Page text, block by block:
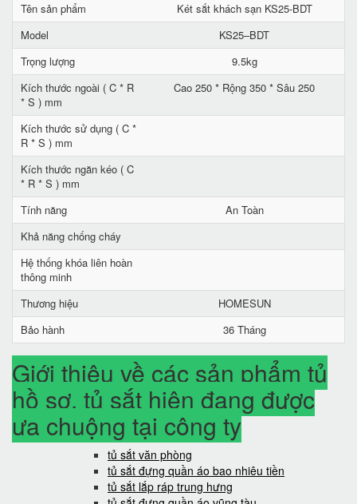
Tên sản phẩm
Két sắt khách sạn KS25-BDT
Model
KS25–BDT
Trọng lượng
9.5kg
Kích thước ngoài ( C * R
* S ) mm
Cao 250 * Rộng 350 * Sâu 250
Kích thước sử dụng ( C *
R * S ) mm
Kích thước ngăn kéo ( C
* R * S ) mm
Tính năng
An Toàn
Khả năng chống cháy
Hệ thống khóa liên hoàn
thông minh
Thương hiệu
HOMESUN
Bảo hành
36 Tháng
Giới thiệu về các sản phẩm tủ
hồ sơ, tủ sắt hiện đang được
ưa chuộng tại công ty
tủ sắt văn phòng
tủ sắt đựng quần áo bao nhiêu tiền
tủ sắt lắp ráp trung hưng